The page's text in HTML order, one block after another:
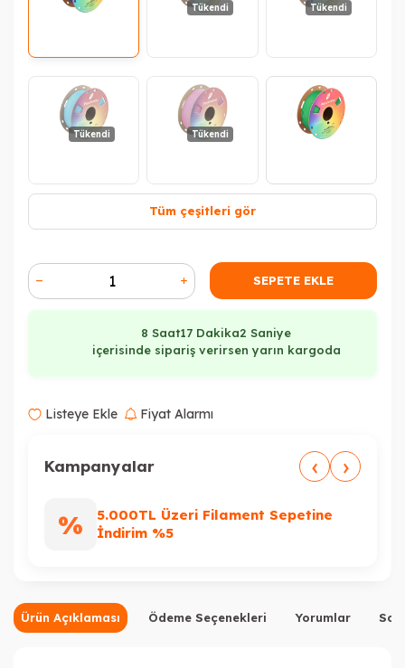
Tükendi Tükendi
Tükendi Tükendi
Tükendi Tükendi
Tükendi Tükendi
Tüm çeşitleri gör
SEPETE EKLE
8 Saat17 Dakika2 Saniye
içerisinde sipariş verirsen yarın kargoda
Listeye Ekle Fiyat Alarmı
Kampanyalar ‹ ›
%
5.000TL Üzeri Filament Sepetine
İndirim %5
Ürün Açıklaması Ödeme Seçenekleri Yorumlar